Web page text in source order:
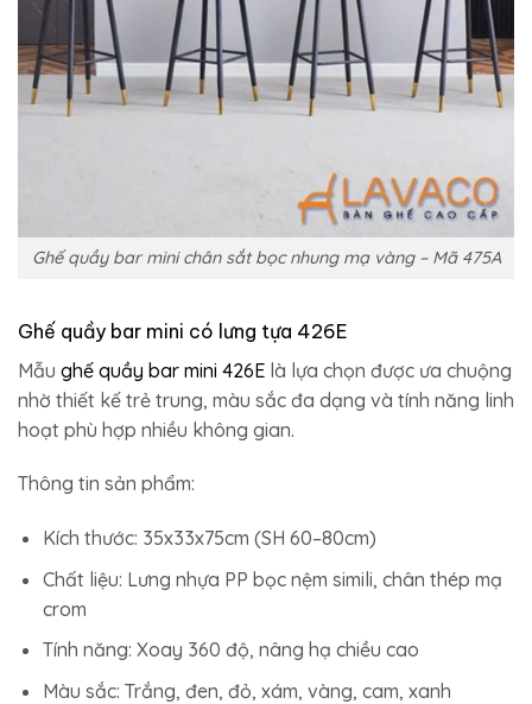
Ghế quầy bar mini chân sắt bọc nhung mạ vàng – Mã 475A
Ghế quầy bar mini có lưng tựa 426E
Mẫu ghế quầy bar mini 426E là lựa chọn được ưa chuộng
nhờ thiết kế trẻ trung, màu sắc đa dạng và tính năng linh
hoạt phù hợp nhiều không gian.
Thông tin sản phẩm:
Kích thước: 35x33x75cm (SH 60–80cm)
Chất liệu: Lưng nhựa PP bọc nệm simili, chân thép mạ
crom
Tính năng: Xoay 360 độ, nâng hạ chiều cao
Màu sắc: Trắng, đen, đỏ, xám, vàng, cam, xanh